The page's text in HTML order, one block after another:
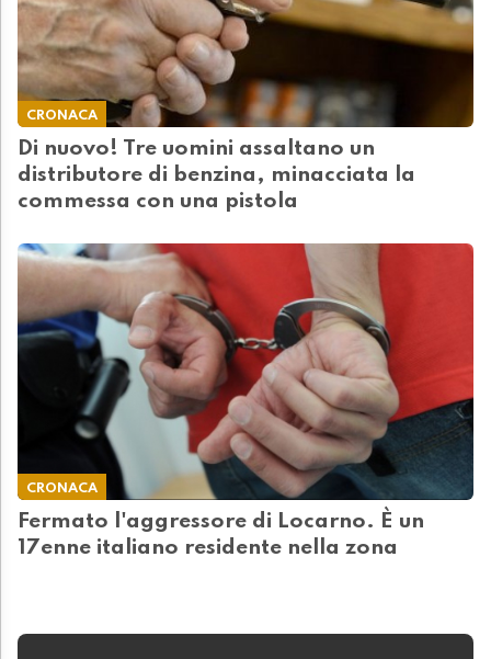
CRONACA
Di nuovo! Tre uomini assaltano un
distributore di benzina, minacciata la
commessa con una pistola
CRONACA
Fermato l'aggressore di Locarno. È un
17enne italiano residente nella zona